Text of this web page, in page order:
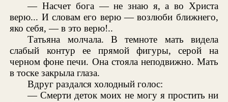
— Насчет бога — не знаю я, а во Христа
верю... И словам его верю — возлюби ближнего,
яко себя, — в это верю!..
Татьяна молчала. В темноте мать видела
слабый контур ее прямой фигуры, серой на
черном фоне печи. Она стояла неподвижно. Мать
в тоске закрыла глаза.
Вдруг раздался холодный голос:
— Смерти деток моих не могу я простить ни